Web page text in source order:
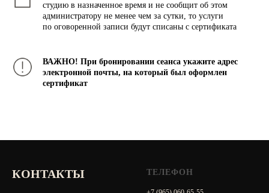
студию в назначенное время и не сообщит об этом
администратору не менее чем за сутки, то услуги
по оговоренной записи будут списаны с сертификата
ВАЖНО! При бронировании сеанса укажите адрес
электронной почты, на который был оформлен
сертификат
КОНТАКТЫ ТЕЛЕФОН